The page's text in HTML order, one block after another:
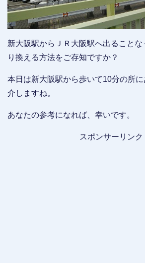
新大阪駅からＪＲ大阪駅へ出ること
り換える方法をご存知ですか？
本日は新大阪駅から歩いて10分の所
介しますね。
あなたの参考になれば、幸いです。
スポンサーリンク